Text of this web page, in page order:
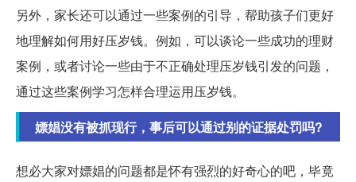
另外，家长还可以通过一些案例的引导，帮助孩子们更好
地理解如何用好压岁钱。例如，可以谈论一些成功的理财
案例，或者讨论一些由于不正确处理压岁钱引发的问题，
通过这些案例学习怎样合理运用压岁钱。
嫖娼没有被抓现行，事后可以通过别的证据处罚吗?
想必大家对嫖娼的问题都是怀有强烈的好奇心的吧，毕竟